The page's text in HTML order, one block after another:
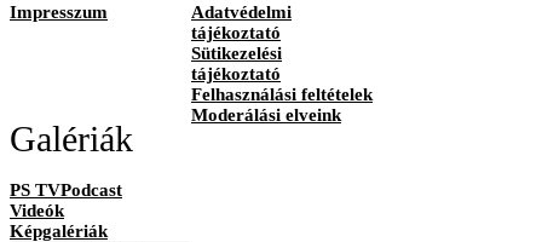
Impresszum
Adatvédelmi
tájékoztató
Sütikezelési
tájékoztató
Felhasználási feltételek
Moderálási elveink
Galériák
PS TVPodcast
Videók
Képgalériák